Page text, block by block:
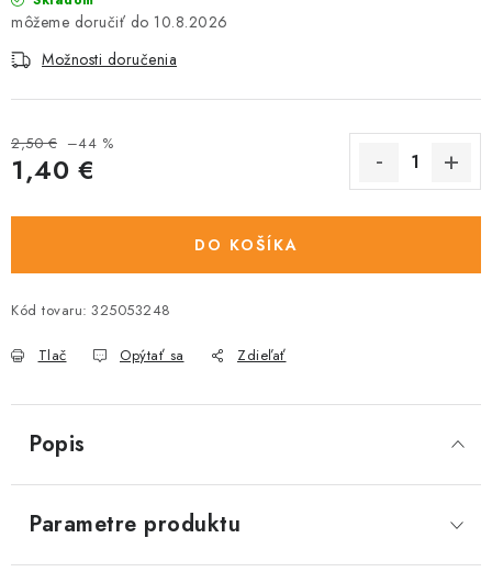
VONKAJŠIE VTÁCTVO
GELOREN KĽBOVÁ VÝŽIVA
Kontakty
10.8.2026
Možnosti doručenia
2,50 € –44 %
1,40 €
DO KOŠÍKA
Kód tovaru: 325053248
Tlač Opýtať sa Zdieľať
Popis
Parametre produktu